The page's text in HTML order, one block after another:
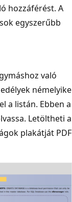
hozzáférést. A
egyszerűbb
való
némelyike
a listán. Ebben a
Letöltheti a
plakátját PDF